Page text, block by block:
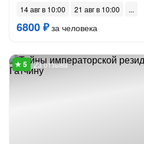
14 авг в 10:00 21 авг в 10:00
6800 ₽за человека
23 отзыва